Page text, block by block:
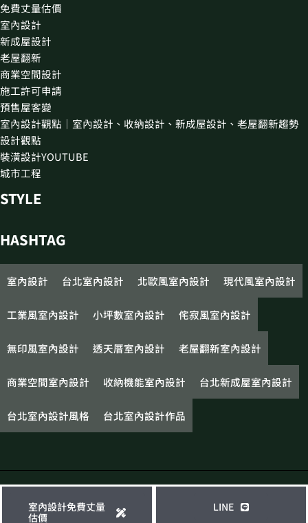
免費丈量估價
室內設計
新成屋設計
老屋翻新
商業空間設計
施工許可申請
預售屋客變
室內設計觀點｜室內設計、收納設計、新成屋設計、老屋翻新趨勢
設計觀點
裝潢設計YOUTUBE
城市工程
STYLE
HASHTAG
室內設計 台北室內設計 北歐風室內設計 現代風室內設計
工業風室內設計 小坪數室內設計 侘寂風室內設計
無印風室內設計 透天厝室內設計 老屋翻新室內設計
商業空間室內設計 收納機能室內設計 台北新成屋室內設計
台北室內設計風格 台北室內設計作品
Copyright © 2026 城市聯合室內設計 . Designed by HOWMAI Tech
室內設計免費丈量
估價
LINE